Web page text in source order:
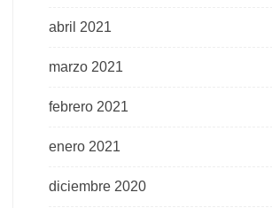
abril 2021
marzo 2021
febrero 2021
enero 2021
diciembre 2020